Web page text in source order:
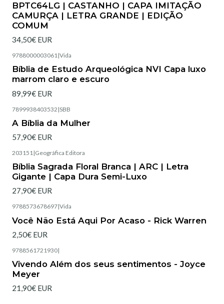
BPTC64LG | CASTANHO | CAPA IMITAÇÃO
CAMURÇA | LETRA GRANDE | EDIÇÃO
COMUM
34,50€ EUR
9788000003061|Vida
Bíblia de Estudo Arqueológica NVI Capa luxo
marrom claro e escuro
89,99€ EUR
7899938403532 |SBB
A Bíblia da Mulher
57,90€ EUR
203151|Geográfica Editora
Bíblia Sagrada Floral Branca | ARC | Letra
Gigante | Capa Dura Semi-Luxo
27,90€ EUR
9788573678697|Vida
Você Não Está Aqui Por Acaso - Rick Warren
2,50€ EUR
9788561721930|
Vivendo Além dos seus sentimentos - Joyce
Meyer
21,90€ EUR